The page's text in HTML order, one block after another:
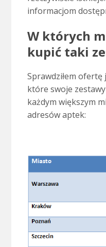
informacjom
W których
kupić taki
Sprawdziłem
które swoje
każdym większym
adresów aptek: